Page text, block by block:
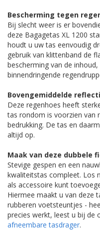
Bescherming tegen
Bij slecht weer is er
deze Bagagetas XL 1200
houdt u uw tas eenvoudig
gebruik van klittenband de
bescherming van de
binnendringende
Bovengemiddelde
Deze regenhoes heeft
tas rondom is voorzien van
bedrukking. De tas en
altijd op.
Maak van deze dubbele
Stevige gespen en een
kwaliteitstas compleet. Los
als accessoire kunt
Hiermee maakt u van deze
rubberen voetsteuntjes -
precies werkt, leest u bij de
afneembare tasdrager.